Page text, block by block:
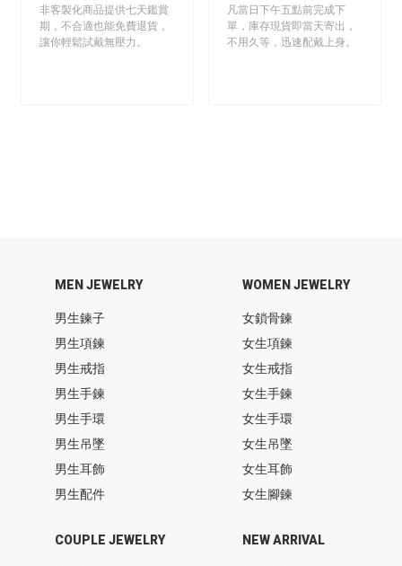
非客製化商品提供七天鑑賞
期，不合適也能免費退貨，
讓你輕鬆試戴無壓力。
凡當日下午五點前完成下
單，庫存現貨即當天寄出，
不用久等，迅速配戴上身。
MEN JEWELRY
男生鍊子
男生項鍊
男生戒指
男生手鍊
男生手環
男生吊墜
男生耳飾
男生配件
WOMEN JEWELRY
女鎖骨鍊
女生項鍊
女生戒指
女生手鍊
女生手環
女生吊墜
女生耳飾
女生腳鍊
COUPLE JEWELRY NEW ARRIVAL